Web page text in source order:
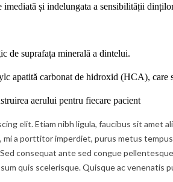
imediată și indelungata a sensibilității
de suprafața minerală a dintelui.
apatită carbonat de hidroxid (HCA), care
aerului pentru fiecare pacient
elit. Etiam nibh ligula, faucibus sit amet
a porttitor imperdiet, purus metus
consequat ante sed congue
quis scelerisque. Quisque ac venenatis